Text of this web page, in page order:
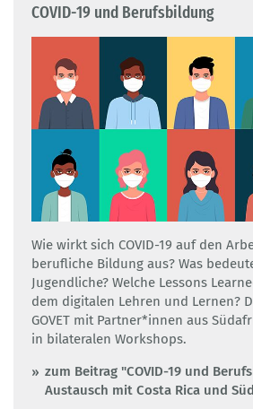
COVID-19 und Berufsbildung
Adobe Stock
Wie wirkt sich COVID-19 auf den
berufliche Bildung aus? Was
Jugendliche? Welche Lessons
dem digitalen Lehren und Lernen?
GOVET mit Partner*innen aus
in bilateralen Workshops.
zum Beitrag "COVID-19 und
Austausch mit Costa Rica und